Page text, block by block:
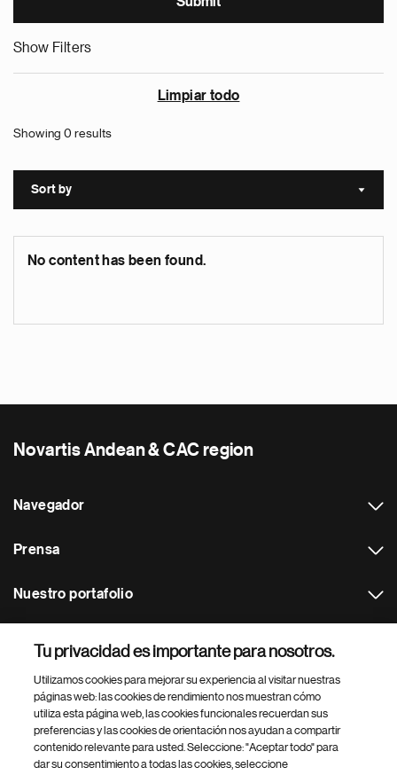
Show Filters
Limpiar todo
Showing 0 results
Sort by Sort
No content has been found.
Novartis Andean & CAC region
Navegador
Prensa
Nuestro portafolio
Footer Site Search
Tu privacidad es importante para nosotros.
Utilizamos cookies para mejorar su experiencia al visitar nuestras
páginas web: las cookies de rendimiento nos muestran cómo
utiliza esta página web, las cookies funcionales recuerdan sus
preferencias y las cookies de orientación nos ayudan a compartir
contenido relevante para usted. Seleccione: "Aceptar todo" para
dar su consentimiento a todas las cookies, seleccione